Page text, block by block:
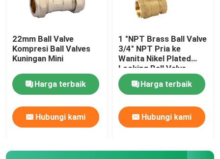
Katup Gas
Air Limbah Lantai
Fittings pipa PEX
22mm Ball Valve
Kompresi Ball Valves
Kuningan Mini
Harga terbaik
Hubungi kami
1 "NPT Brass Ball Valve
3/4" NPT Pria ke
Wanita Nikel Plated
Locking Ball Valve
Harga terbaik
Hubungi kami